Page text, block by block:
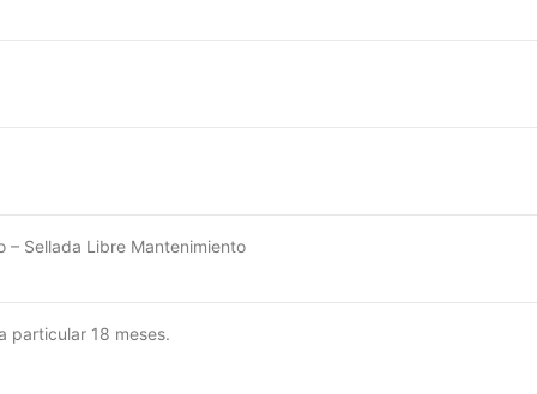
– Sellada Libre Mantenimiento
particular 18 meses.